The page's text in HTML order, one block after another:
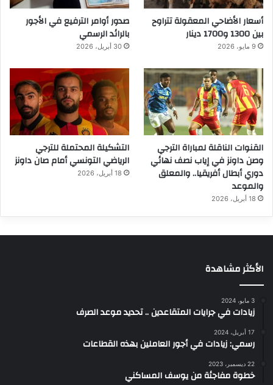
أسعار الأضاحي المعقولة تتراوح
بين 1300 و1700 دينار
9 مايو، 2026
صدور أوامر الترفيع في الأجور
بالرائد الرسمي
30 أبريل، 2026
القنوات الناقلة لمباراة الترجي
وصن داونز في إياب نصف نهائي
دوري أبطال أفريقيا.. والمعلق
والموعد
18 أبريل، 2026
التشكيلة المحتملة للترجي
الرياضي التونسي أمام صان داونز
18 أبريل، 2026
الأكثر مشاهدة
3 مايو، 2024
زيادات في جرايات المتقاعدين .. تحديد موعد الصرف
17 أبريل، 2024
رسمي: زيادات في أجور العاملين بهذه القطاعات
22 ديسمبر، 2023
خطوة مفاجئة من يوسف المساكني